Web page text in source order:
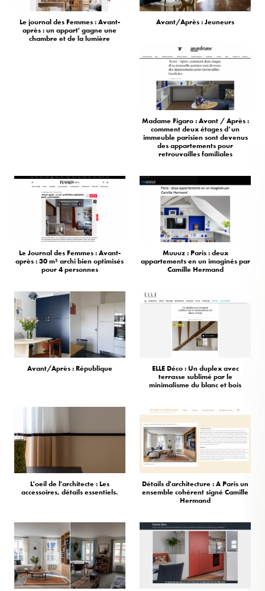
Le journal des Femmes : Avant-
après : un appart' gagne une
chambre et de la lumière
Avant/Après : Jeuneurs
Madame Figaro : Avant / Après :
comment deux étages d’un
immeuble parisien sont devenus
des appartements pour
retrouvailles familiales
Le Journal des Femmes : Avant-
après : 30 m² archi bien optimisés
pour 4 personnes
Muuuz : Paris : deux
appartements en un imaginés par
Camille Hermand
Avant/Après : République
ELLE Déco : Un duplex avec
terrasse sublimé par le
minimalisme du blanc et bois
L'oeil de l'architecte : Les
accessoires, détails essentiels.
Détails d'architecture : A Paris un
ensemble cohérent signé Camille
Hermand